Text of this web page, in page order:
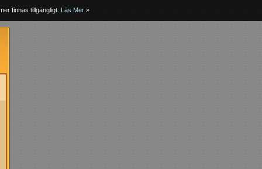
finnas tillgängligt. Läs Mer »